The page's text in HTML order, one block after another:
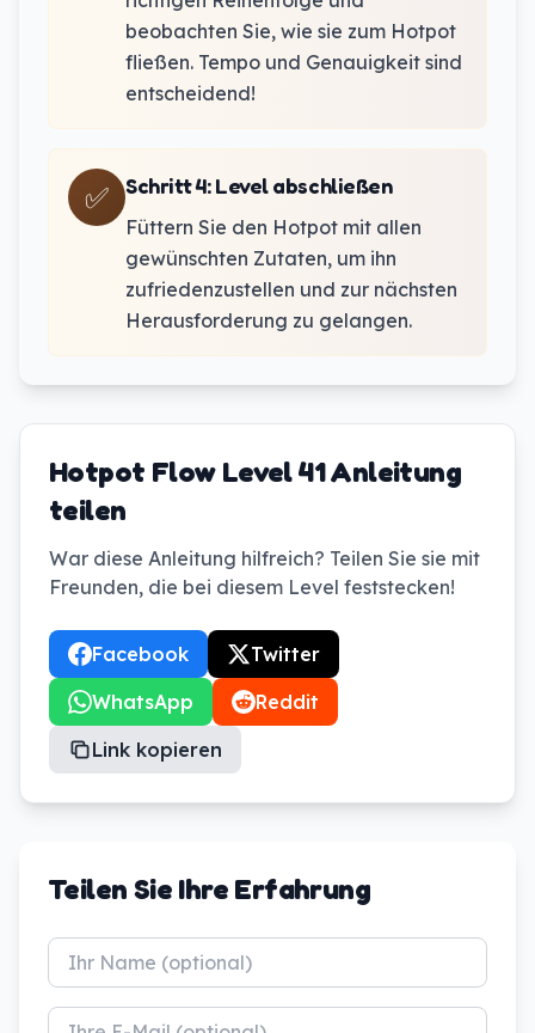
beobachten Sie, wie sie zum Hotpot
fließen. Tempo und Genauigkeit sind
entscheidend!
✅ Schritt 4:Level abschließen
Füttern Sie den Hotpot mit allen
gewünschten Zutaten, um ihn
zufriedenzustellen und zur nächsten
Herausforderung zu gelangen.
Hotpot Flow Level 41 Anleitung
teilen
War diese Anleitung hilfreich? Teilen Sie sie mit
Freunden, die bei diesem Level feststecken!
Facebook
Twitter
WhatsApp
Reddit
Link kopieren
Teilen Sie Ihre Erfahrung